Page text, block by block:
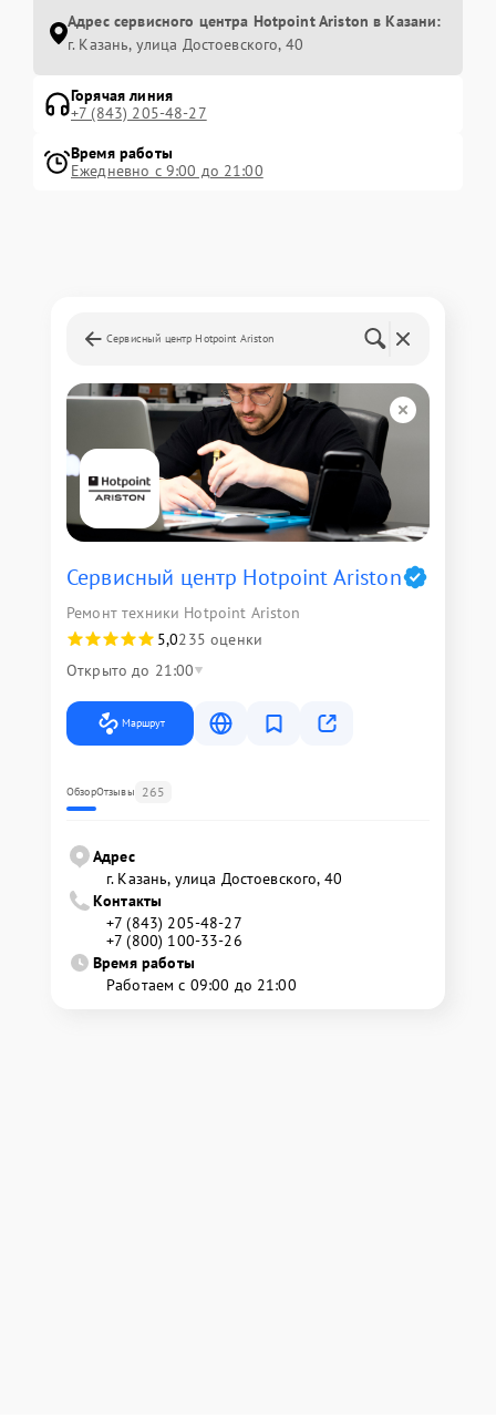
Адрес сервисного центра Hotpoint Ariston в Казани:
г. Казань, улица Достоевского, 40
Горячая линия
+7 (843) 205-48-27
Время работы
Ежедневно с 9:00 до 21:00
Сервисный центр Hotpoint Ariston
Сервисный центр Hotpoint Ariston
Ремонт техники Hotpoint Ariston
5,0235 оценки
Открыто до 21:00
Маршрут
ОбзорОтзывы 265
Адрес
г. Казань, улица Достоевского, 40
Контакты
+7 (843) 205-48-27
+7 (800) 100-33-26
Время работы
Работаем с 09:00 до 21:00